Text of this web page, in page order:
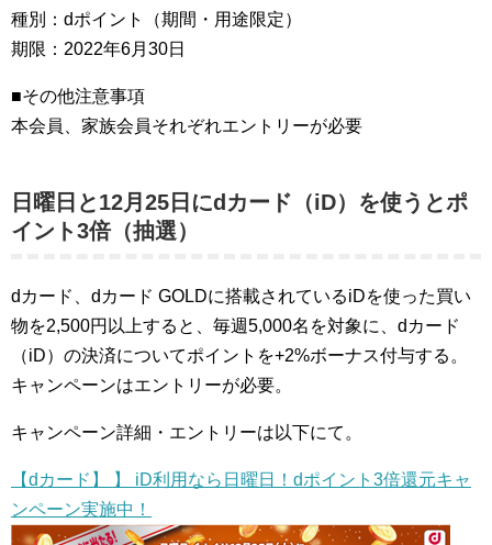
種別：dポイント（期間・用途限定）
期限：2022年6月30日
■その他注意事項
本会員、家族会員それぞれエントリーが必要
日曜日と12月25日にdカード（iD）を使うとポ
イント3倍（抽選）
dカード、dカード GOLDに搭載されているiDを使った買い
物を2,500円以上すると、毎週5,000名を対象に、dカード
（iD）の決済についてポイントを+2%ボーナス付与する。
キャンペーンはエントリーが必要。
キャンペーン詳細・エントリーは以下にて。
【dカード】 】 iD利用なら日曜日！dポイント3倍還元キャ
ンペーン実施中！